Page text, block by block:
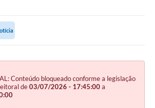
Conteúdo bloqueado conforme a legislação
de03/07/2026 - 17:45:00a